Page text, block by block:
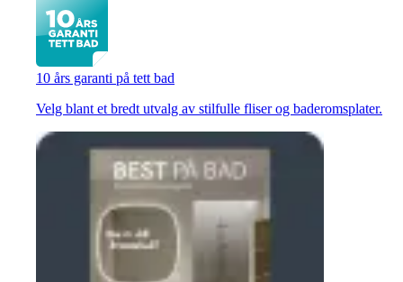
10 års garanti på tett bad
Velg blant et bredt utvalg av stilfulle fliser og baderomsplater.